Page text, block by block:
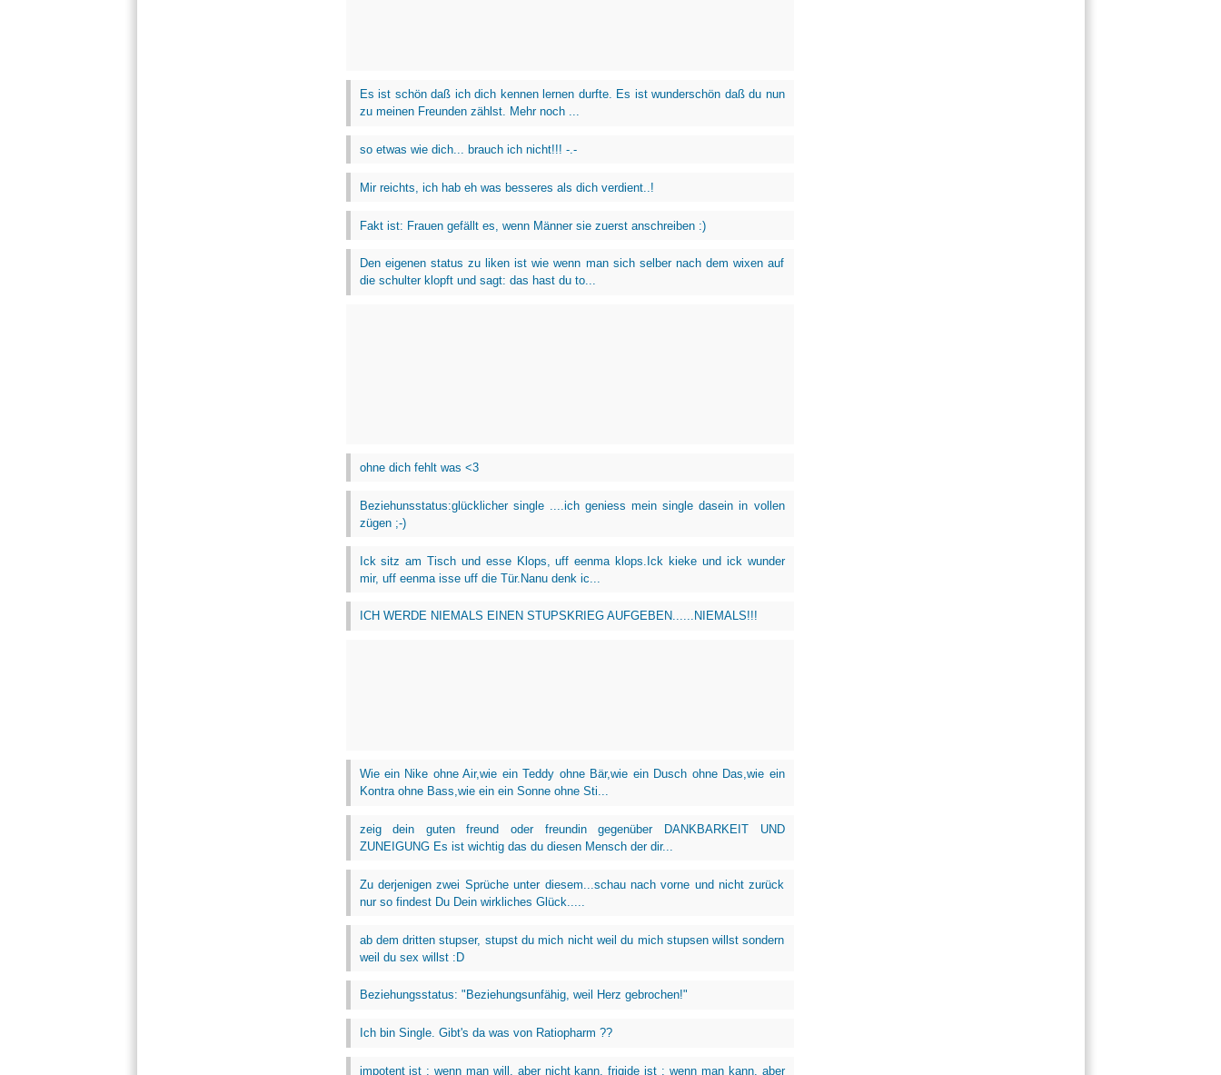
Es ist schön daß ich dich kennen lernen durfte. Es ist wunderschön daß du nun
zu meinen Freunden zählst. Mehr noch ...
so etwas wie dich... brauch ich nicht!!! -.-
Mir reichts, ich hab eh was besseres als dich verdient..!
Fakt ist: Frauen gefällt es, wenn Männer sie zuerst anschreiben :)
Den eigenen status zu liken ist wie wenn man sich selber nach dem wixen auf
die schulter klopft und sagt: das hast du to...
ohne dich fehlt was <3
Beziehunsstatus:glücklicher single ....ich geniess mein single dasein in vollen
zügen ;-)
Ick sitz am Tisch und esse Klops, uff eenma klops.Ick kieke und ick wunder
mir, uff eenma isse uff die Tür.Nanu denk ic...
ICH WERDE NIEMALS EINEN STUPSKRIEG AUFGEBEN......NIEMALS!!!
Wie ein Nike ohne Air,wie ein Teddy ohne Bär,wie ein Dusch ohne Das,wie ein
Kontra ohne Bass,wie ein ein Sonne ohne Sti...
zeig dein guten freund oder freundin gegenüber DANKBARKEIT UND
ZUNEIGUNG Es ist wichtig das du diesen Mensch der dir...
Zu derjenigen zwei Sprüche unter diesem...schau nach vorne und nicht zurück
nur so findest Du Dein wirkliches Glück.....
ab dem dritten stupser, stupst du mich nicht weil du mich stupsen willst sondern
weil du sex willst :D
Beziehungsstatus: "Beziehungsunfähig, weil Herz gebrochen!"
Ich bin Single. Gibt's da was von Ratiopharm ??
impotent ist : wenn man will, aber nicht kann. frigide ist : wenn man kann, aber